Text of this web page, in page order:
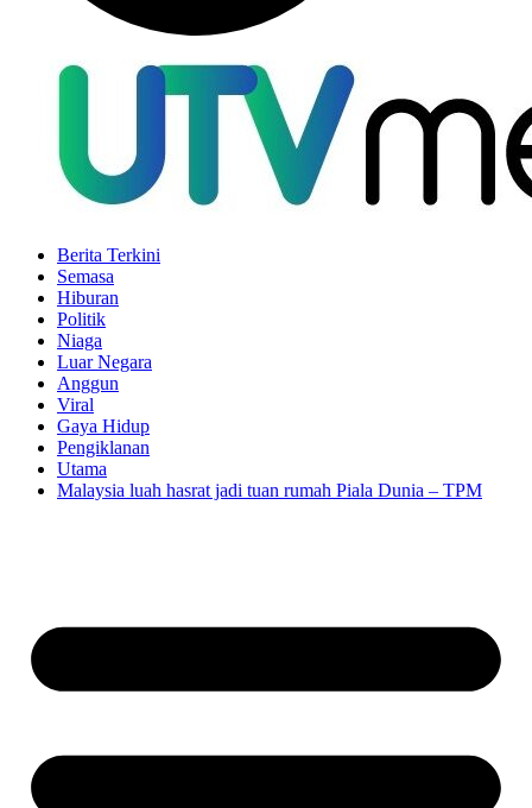
Berita Terkini
Semasa
Hiburan
Politik
Niaga
Luar Negara
Anggun
Viral
Gaya Hidup
Pengiklanan
Utama
Malaysia luah hasrat jadi tuan rumah Piala Dunia – TPM